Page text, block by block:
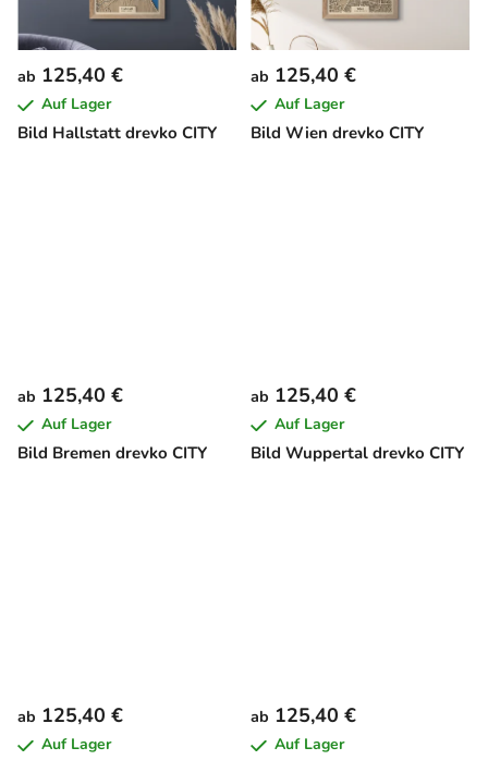
Bild Hallstatt drevko CITY
ab 125,40 €
Auf Lager
Bild Wien drevko CITY
ab 125,40 €
Auf Lager
Bild Bremen drevko CITY
ab 125,40 €
Auf Lager
Bild Wuppertal drevko CITY
ab 125,40 €
Auf Lager
ab 125,40 €
Auf Lager
ab 125,40 €
Auf Lager